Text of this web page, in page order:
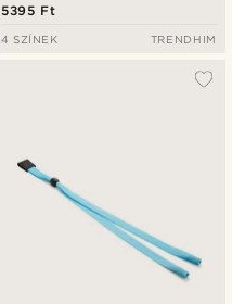
5395 Ft
4 SZÍNEK TRENDHIM